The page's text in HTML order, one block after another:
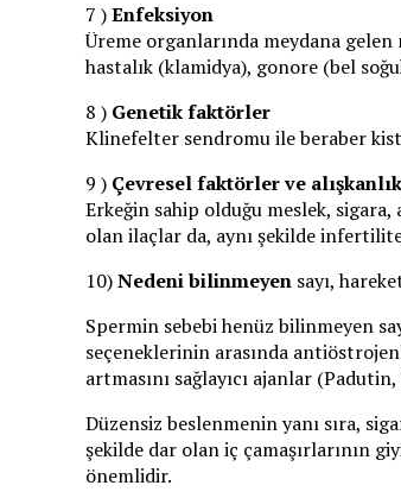
7 )Enfeksiyon
Üreme organlarında meydana
hastalık (klamidya), gonore (bel
8 ) Genetik faktörler
Klinefelter sendromu ile beraber
9 ) Çevresel faktörler ve
Erkeğin sahip olduğu meslek,
olan ilaçlar da, aynı şekilde
10)Nedeni bilinmeyen sayı,
Spermin sebebi henüz bilinmeyen
seçeneklerinin arasında
artmasını sağlayıcı ajanlar
Düzensiz beslenmenin yanı sıra,
şekilde dar olan iç çamaşırlarının
önemlidir.